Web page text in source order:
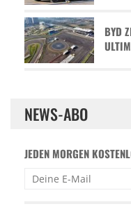
BYD
NEWS-ABO
JEDEN MORGEN